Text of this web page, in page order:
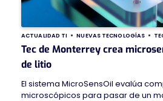
ACTUALIDAD TI NUEVAS TECNOLOGÍAS
Tec de Monterrey crea
de litio
El sistema MicroSensOil evalúa
microscópicos para pasar de un